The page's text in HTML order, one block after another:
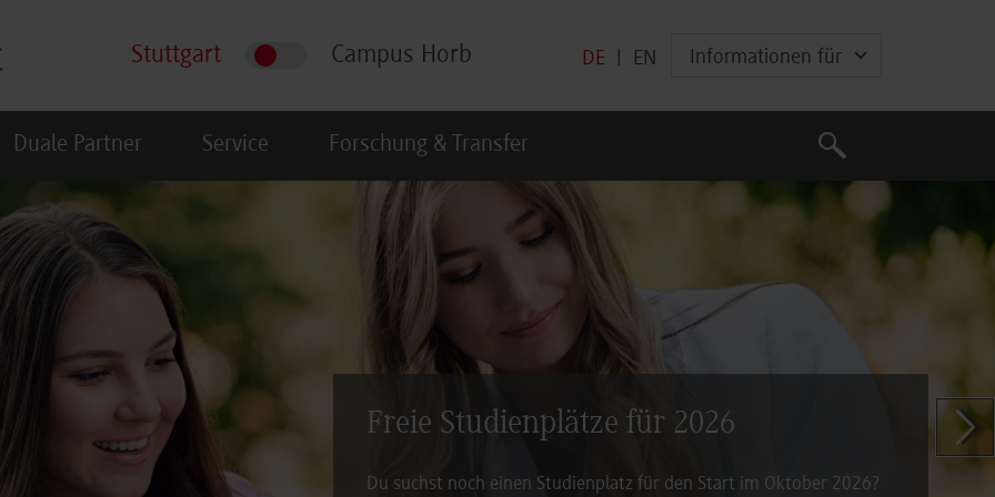
Stuttgart Campus Horb DE EN Informationen für
Duale Partner Service Forschung & Transfer
Suche
Suche
Freie Studienplätze für 2026
Du suchst noch einen Studienplatz für den Start im Oktober 2026?
Zeige